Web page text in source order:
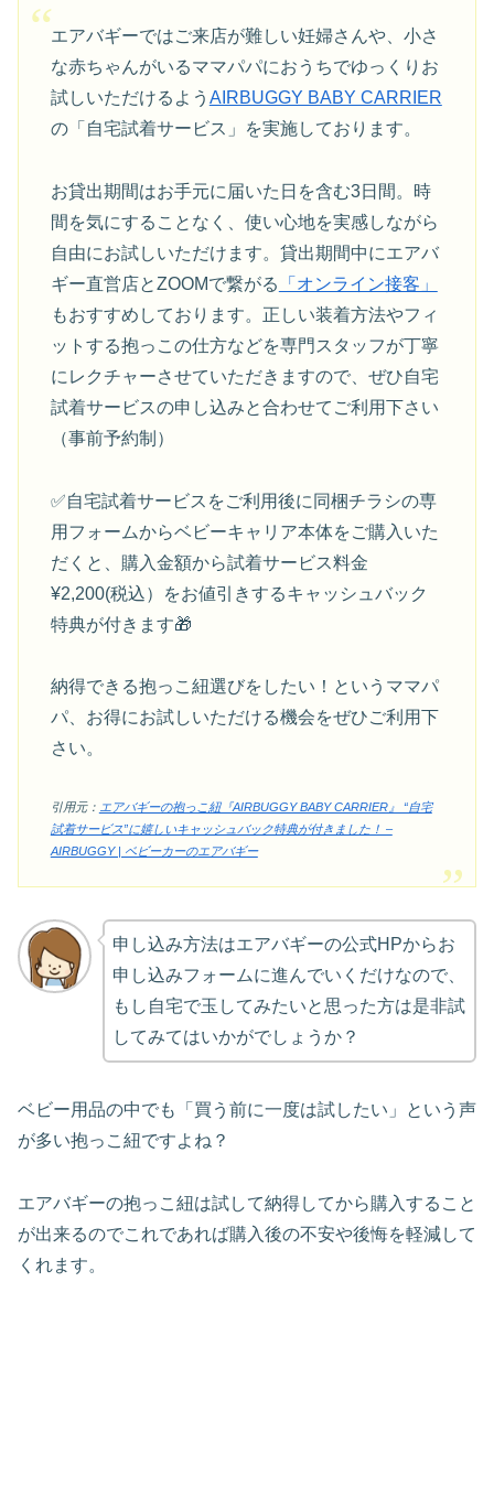
エアバギーではご来店が難しい妊婦さんや、小さ
な赤ちゃんがいるママパパにおうちでゆっくりお
試しいただけるよう AIRBUGGY BABY CARRIER
の「自宅試着サービス」を実施しております。
お貸出期間はお手元に届いた日を含む3日間。時
間を気にすることなく、使い心地を実感しながら
自由にお試しいただけます。貸出期間中にエアバ
ギー直営店とZOOMで繋がる
「オンライン接客」
もおすすめしております。正しい装着方法やフィ
ットする抱っこの仕方などを専門スタッフが丁寧
にレクチャーさせていただきますので、ぜひ自宅
試着サービスの申し込みと合わせてご利用下さい
（事前予約制）
✅自宅試着サービスをご利用後に同梱チラシの専
用フォームからベビーキャリア本体をご購入いた
だくと、購入金額から試着サービス料金
¥2,200(税込）をお値引きするキャッシュバック
特典が付きます🎁
納得できる抱っこ紐選びをしたい！というママパ
パ、お得にお試しいただける機会をぜひご利用下
さい。
引用元： エアバギーの抱っこ紐『AIRBUGGY BABY CARRIER』 “自宅
試着サービス”に嬉しいキャッシュバック特典が付きました！ –
AIRBUGGY | ベビーカーのエアバギー
申し込み方法はエアバギーの公式HPからお
申し込みフォームに進んでいくだけなので、
もし自宅で玉してみたいと思った方は是非試
してみてはいかがでしょうか？
ベビー用品の中でも「買う前に一度は試したい」という声
が多い抱っこ紐ですよね？
エアバギーの抱っこ紐は試して納得してから購入すること
が出来るのでこれであれば購入後の不安や後悔を軽減して
くれます。